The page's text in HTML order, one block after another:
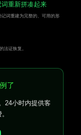
重新拼凑起来
词重建为完整的、可用的形
法证恢复。
了
24小时内提供客